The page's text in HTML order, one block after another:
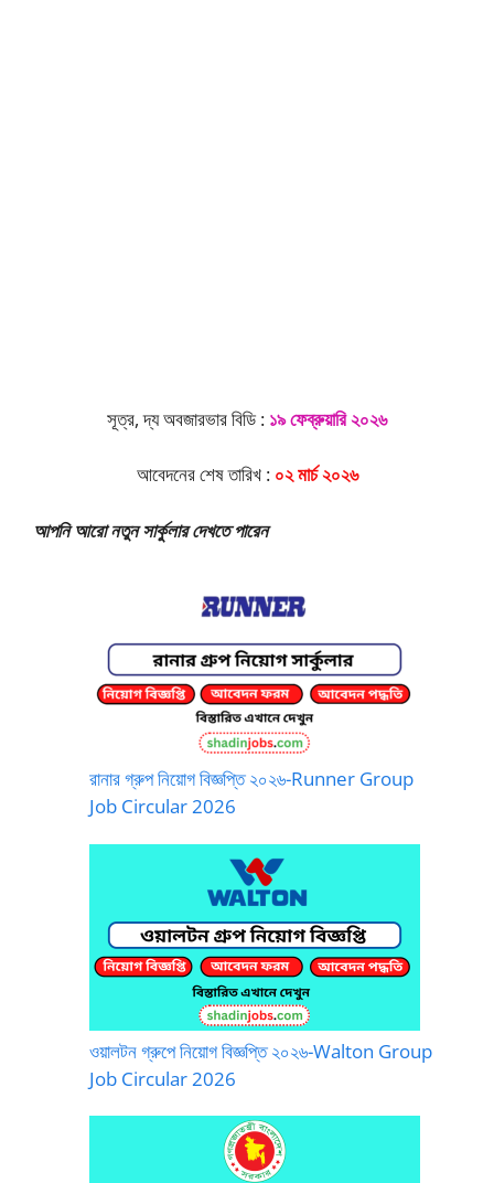
সূত্র, দ্য অবজারভার বিডি : ১৯ ফেব্রুয়ারি ২০২৬
আবেদনের শেষ তারিখ : ০২ মার্চ ২০২৬
আপনি আরো নতুন সার্কুলার দেখতে পারেন
রানার গ্রুপ নিয়োগ বিজ্ঞপ্তি ২০২৬-Runner Group
Job Circular 2026
ওয়ালটন গ্রুপে নিয়োগ বিজ্ঞপ্তি ২০২৬-Walton Group
Job Circular 2026